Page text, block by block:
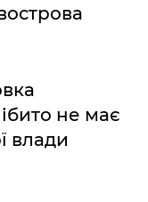
не має
влади